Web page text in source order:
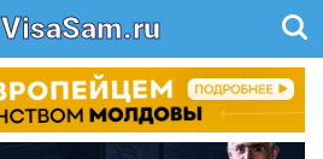
VisaSam.ru